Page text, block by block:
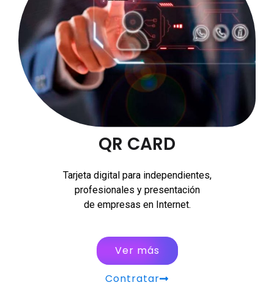
QR CARD
Tarjeta digital para independientes,
profesionales y presentación
de empresas en Internet.
Ver más
Contratar